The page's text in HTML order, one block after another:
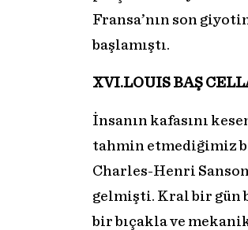
Fransa’nın son
başlamıştı.
XVI.LOUIS BAŞ
İnsanın kafasını
tahmin etmediğimiz
Charles-Henri
gelmişti. Kral bir gün
bir bıçakla ve